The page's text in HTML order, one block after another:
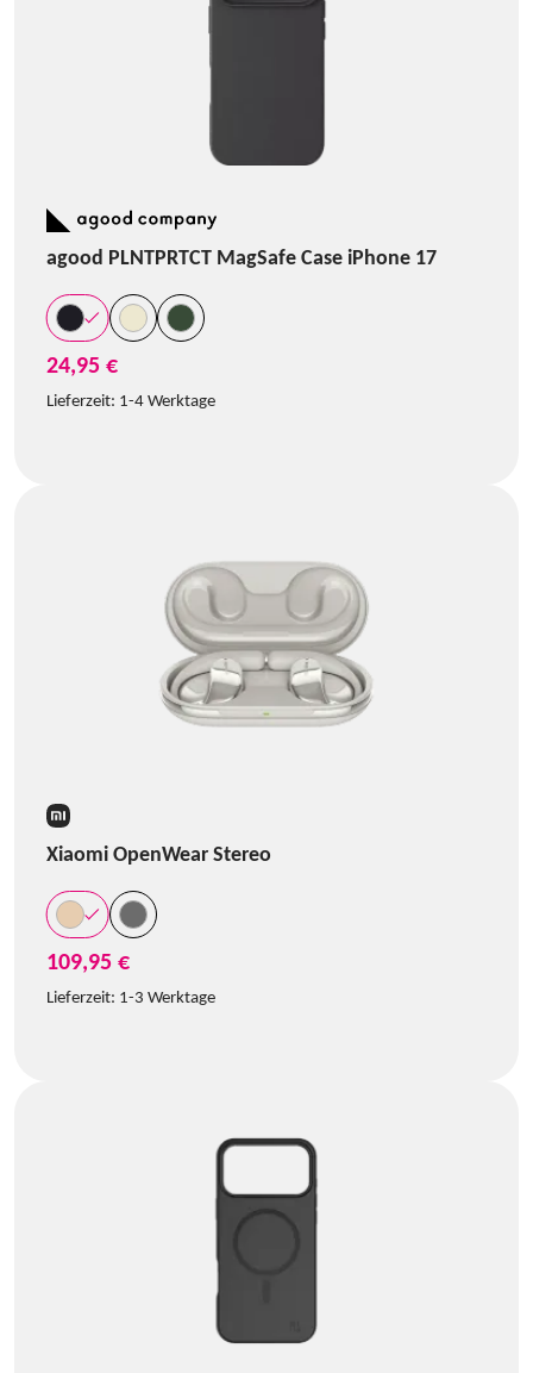
agood PLNTPRTCT MagSafe Case iPhone 17
24,95 €
Lieferzeit: 1-4 Werktage
Xiaomi OpenWear Stereo
109,95 €
Lieferzeit: 1-3 Werktage